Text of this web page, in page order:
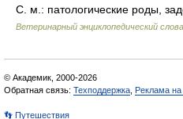
С. м.: патологические роды,
Ветеринарный энциклопедический
© Академик, 2000-2026
Обратная связь: Техподдержка Реклама на
👣 Путешествия